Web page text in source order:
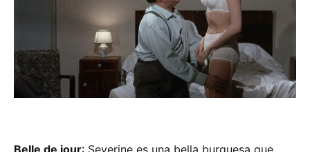
Belle de jour: Severine es una bella burguesa que